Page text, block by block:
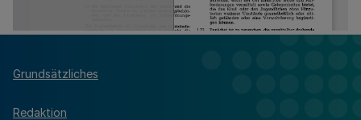
Grundsätzliches
Redaktion